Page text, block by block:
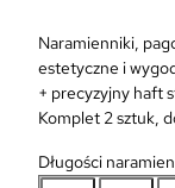
Naramienniki,
estetyczne i
+ precyzyjny haft
Komplet 2 sztuk,
Długości